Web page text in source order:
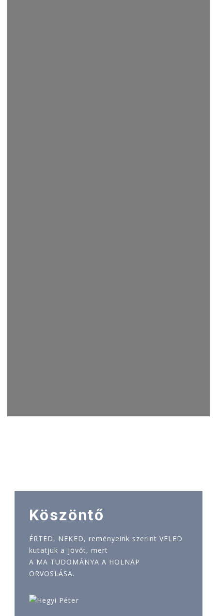
Köszöntő
ÉRTED, NEKED, reményeink szerint VELED
kutatjuk a jövőt, mert
A MA TUDOMÁNYA A HOLNAP
ORVOSLÁSA.